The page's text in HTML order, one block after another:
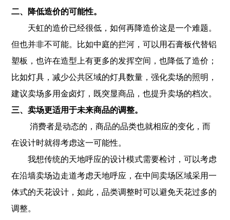
二、降低造价的可能性。
天虹的造价已经很低，如何再降造价这是一个难题。
但也并非不可能。比如中庭的拦河，可以用石膏板代替铝
塑板，也许在造型上有更多的发挥空间，也降低了造价；
比如灯具，减少公共区域的灯具数量，强化卖场的照明，
建议卖场多用金卤灯，既突显商品，也提升卖场的档次。
三、卖场更适用于未来商品的调整。
消费者是动态的，商品的品类也就相应的变化，而
在设计时就得考虑这一可能性。
我想传统的天地呼应的设计模式需要检讨，可以考虑
在沿墙卖场边走道考虑天地呼应，在中间卖场区域采用一
体式的天花设计，如此，品类调整时可以避免天花过多的
调整。